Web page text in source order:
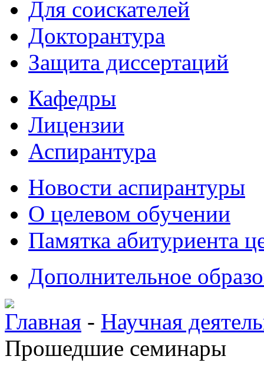
Для соискателей
Докторантура
Защита диссертаций
Кафедры
Лицензии
Аспирантура
Новости аспирантуры
О целевом обучении
Памятка абитуриента
Дополнительное
Главная - Научная
Прошедшие семинары